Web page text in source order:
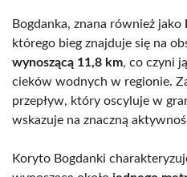
Bogdanka, znana również jako
którego bieg znajduje się na
wynoszącą 11,8 km, co czyni
cieków wodnych w regionie.
przepływ, który oscyluje w
wskazuje na znaczną
Koryto Bogdanki